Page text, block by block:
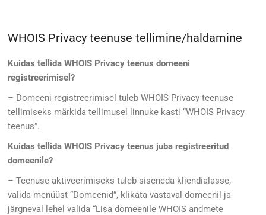
WHOIS Privacy teenuse tellimine/haldamine
Kuidas tellida WHOIS Privacy teenus domeeni
registreerimisel?
– Domeeni registreerimisel tuleb WHOIS Privacy teenuse
tellimiseks märkida tellimusel linnuke kasti “WHOIS Privacy
teenus”.
Kuidas tellida WHOIS Privacy teenus juba registreeritud
domeenile?
– Teenuse aktiveerimiseks tuleb siseneda kliendialasse,
valida menüüst “Domeenid”, klikata vastaval domeenil ja
järgneval lehel valida “Lisa domeenile WHOIS andmete